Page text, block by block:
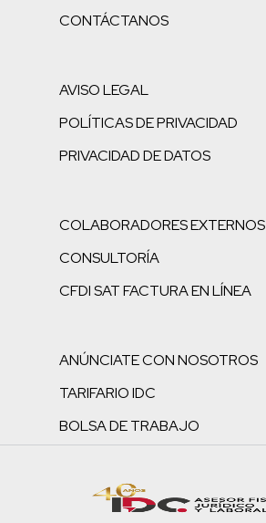
CONTÁCTANOS
AVISO LEGAL
POLÍTICAS DE PRIVACIDAD
PRIVACIDAD DE DATOS
COLABORADORES EXTERNOS
CONSULTORÍA
CFDI SAT FACTURA EN LÍNEA
ANÚNCIATE CON NOSOTROS
TARIFARIO IDC
BOLSA DE TRABAJO